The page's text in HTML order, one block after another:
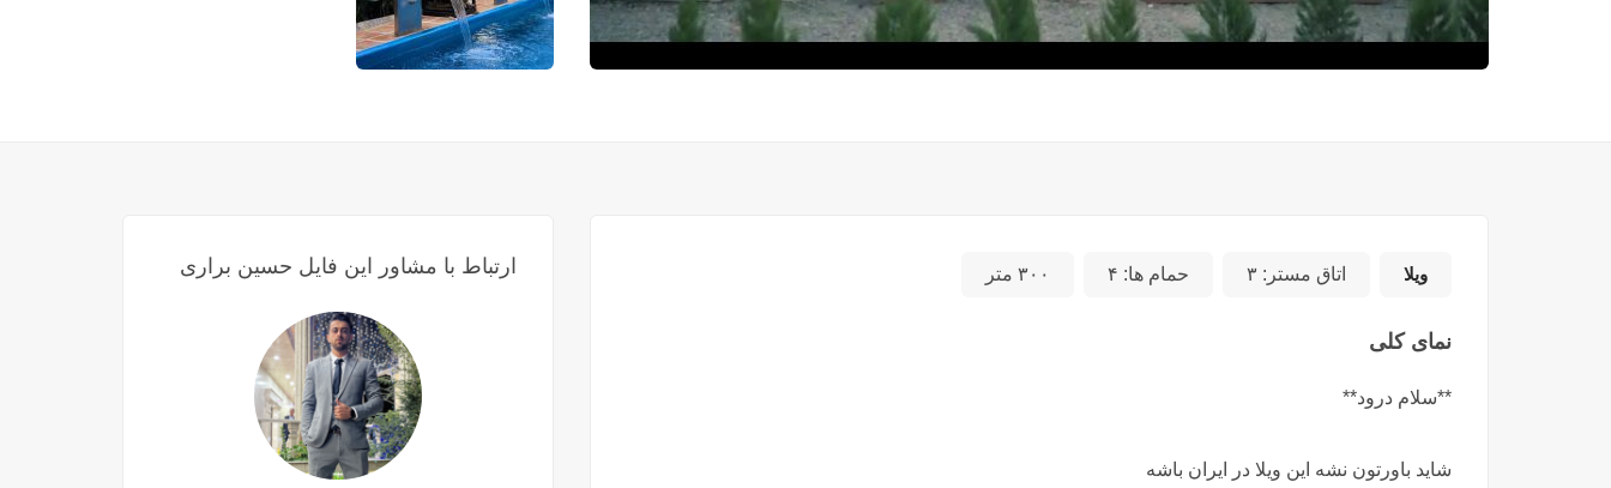
ویلا اتاق مستر: ۳ حمام ها: ۴ ۳۰۰ متر
نمای کلی
**سلام درود**
شايد باورتون نشه اين ويلا در ايران باشه
ارتباط با مشاور این فایل حسین براری